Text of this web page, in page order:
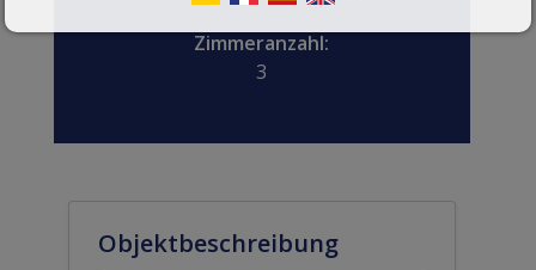
Zimmeranzahl:
3
Objektbeschreibung